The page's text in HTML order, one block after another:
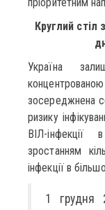
Круглий стіл
Україна
зосереджнена
ризику
ВІЛ-інфекції
зростанням
інфекції в
1 грудня